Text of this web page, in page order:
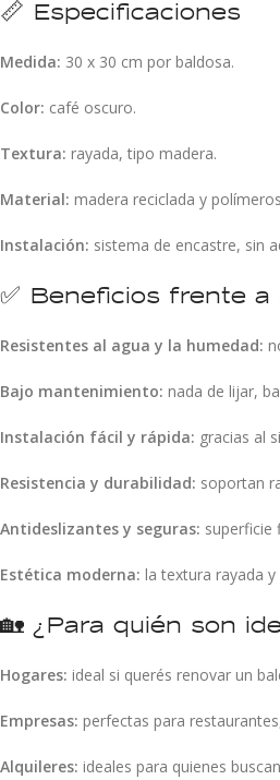
📏 Especificaciones
Medida: 30 x 30 cm por baldosa.
Color: café oscuro.
Textura: rayada, tipo madera.
Material: madera reciclada y
Instalación: sistema de encastre, sin
✅ Beneficios frente
Resistentes al agua y la humedad:
Bajo mantenimiento: nada de lijar,
Instalación fácil y rápida: gracias al
Resistencia y durabilidad: soportan
Antideslizantes y seguras: superficie
Estética moderna: la textura rayada
🏡 ¿Para quién son
Hogares: ideal si querés renovar un
Empresas: perfectas para
Alquileres: ideales para quienes